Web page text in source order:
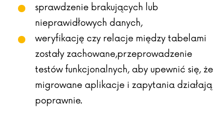
sprawdzenie brakujących lub
nieprawidłowych danych,
weryfikację czy relacje między tabelami
zostały zachowane,przeprowadzenie
testów funkcjonalnych, aby upewnić się, że
migrowane aplikacje i zapytania działają
poprawnie.